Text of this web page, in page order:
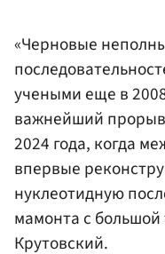
«Черновые
учеными еще в
важнейший
2024 года, когда
впервые
нуклеотидную
мамонта с
Крутовский.